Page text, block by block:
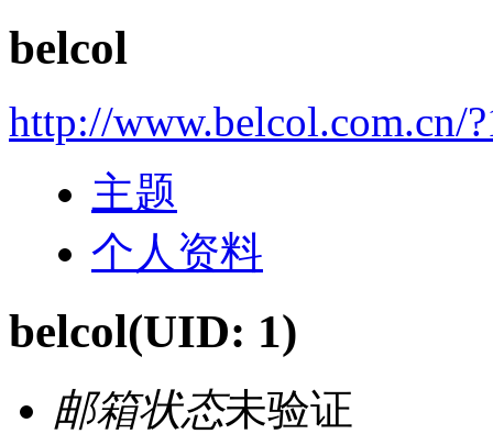
belcol
http://www.belcol.com.cn/
主题
个人资料
belcol(UID: 1)
邮箱状态未验证